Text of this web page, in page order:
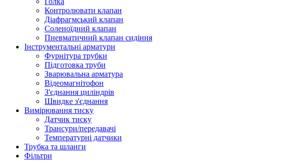
Контролювати клапан
Діафрагмський клапан
Соленоїдний клапан
Пневматичний клапан сидіння
Інструментальні арматури
Фурнітура трубки
Підготовка труби
Зварювальна арматура
Відеомагнітофон
З'єднання циліндрів
Швидке з'єднання
Вимірювання тиску
Датчик тиску
Трансури/передавачі
Температурні датчики
Трубка та шланги
Фільтри